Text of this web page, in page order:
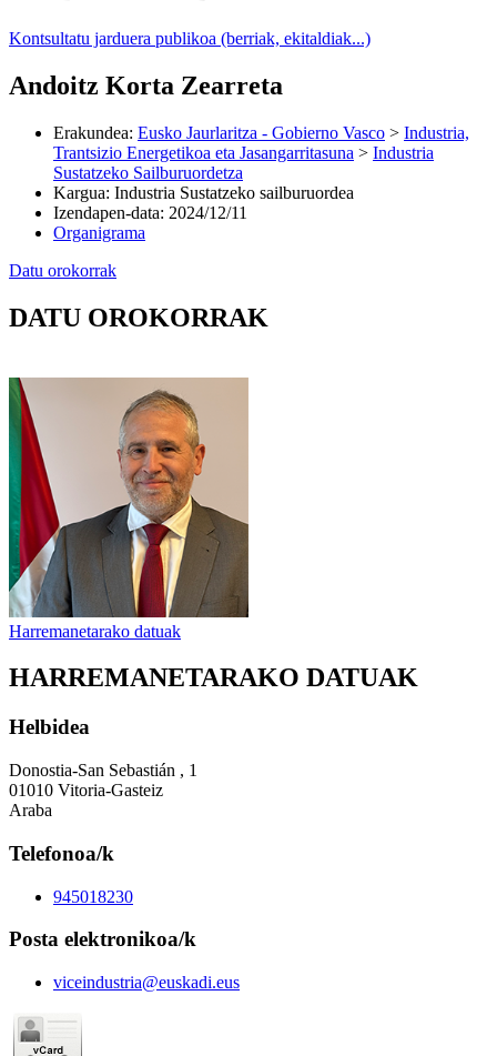
Kontsultatu jarduera publikoa (berriak, ekitaldiak...)
Andoitz Korta Zearreta
Erakundea: Eusko Jaurlaritza - Gobierno Vasco > Industria,
Trantsizio Energetikoa eta Jasangarritasuna > Industria
Sustatzeko Sailburuordetza
Kargua: Industria Sustatzeko sailburuordea
Izendapen-data: 2024/12/11
Organigrama
Datu orokorrak
DATU OROKORRAK
Harremanetarako datuak
HARREMANETARAKO DATUAK
Helbidea
Donostia-San Sebastián , 1
01010 Vitoria-Gasteiz
Araba
Telefonoa/k
945018230
Posta elektronikoa/k
viceindustria@euskadi.eus